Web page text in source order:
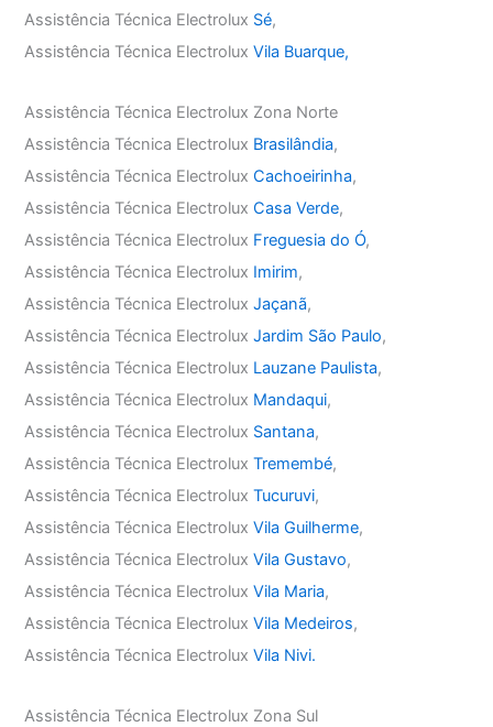
Assistência Técnica Electrolux Sé,
Assistência Técnica ElectroluxVila Buarque,
Assistência Técnica Electrolux Zona Norte
Assistência Técnica Electrolux Brasilândia,
Assistência Técnica ElectroluxCachoeirinha,
Assistência Técnica ElectroluxCasa Verde,
Assistência Técnica Electrolux Freguesia do Ó,
Assistência Técnica Electrolux Imirim,
Assistência Técnica ElectroluxJaçanã,
Assistência Técnica ElectroluxJardim São Paulo,
Assistência Técnica Electrolux Lauzane Paulista,
Assistência Técnica Electrolux Mandaqui,
Assistência Técnica Electrolux Santana,
Assistência Técnica ElectroluxTremembé,
Assistência Técnica ElectroluxTucuruvi,
Assistência Técnica ElectroluxVila Guilherme,
Assistência Técnica ElectroluxVila Gustavo,
Assistência Técnica ElectroluxVila Maria,
Assistência Técnica ElectroluxVila Medeiros,
Assistência Técnica ElectroluxVila Nivi.
Assistência Técnica Electrolux Zona Sul